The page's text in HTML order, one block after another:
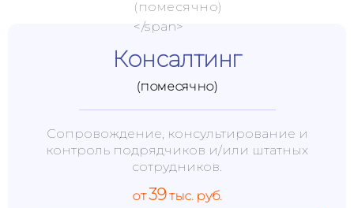
Консалтинг
(помесячно)
Сопровождение, консультирование и
контроль подрядчиков и/или штатных
сотрудников.
от39тыс. руб.